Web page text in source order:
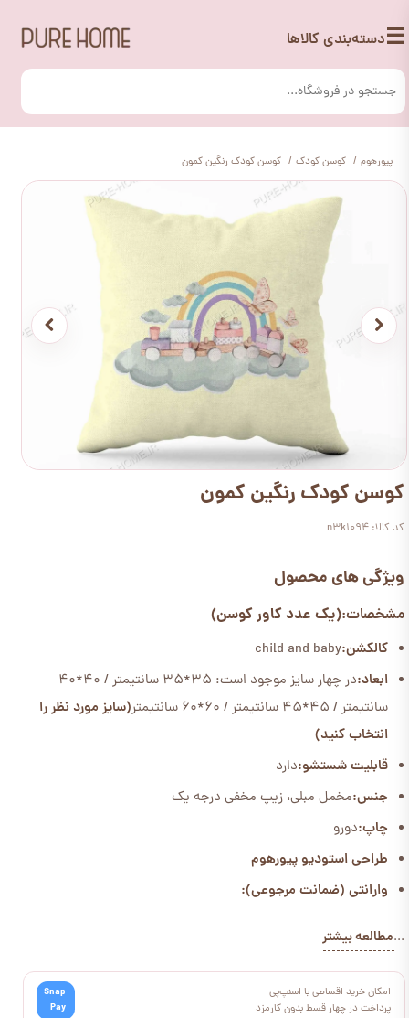
☰دسته‌بندی کالاها
پیورهوم کوسن کودک کوسن کودک رنگین کمون
کوسن کودک رنگین کمون
کد کالا: n3k1094
ویژگی های محصول
مشخصات:(یک عدد کاور کوسن)
کالکشن:child and baby
ابعاد:
در چهار سایز موجود است: 35*35 سانتیمتر / 40*40
سانتیمتر / 45*45 سانتیمتر / 60*60 سانتیمتر
(سایز مورد نظر را
انتخاب کنید)
قابلیت شستشو:دارد
جنس:مخمل مبلی، زیپ مخفی درجه یک
چاپ:دورو
طراحی استودیو پیورهوم
وارانتی (ضمانت مرجوعی):
...مطالعه بیشتر
امکان خرید اقساطی با اسنپ‌پی
پرداخت در چهار قسط بدون کارمزد
Snap
Pay